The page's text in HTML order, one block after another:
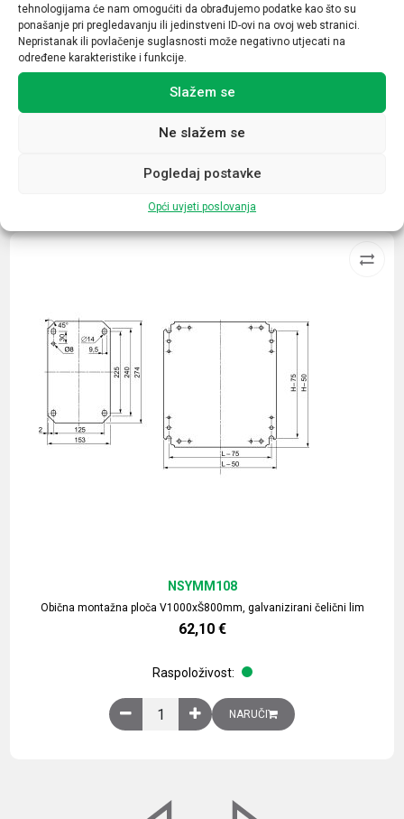
tehnologijama će nam omogućiti da obrađujemo podatke kao što su
ponašanje pri pregledavanju ili jedinstveni ID-ovi na ovoj web stranici.
Nepristanak ili povlačenje suglasnosti može negativno utjecati na
određene karakteristike i funkcije.
Slažem se
Ne slažem se
Pogledaj postavke
Opći uvjeti poslovanja
9
Broj kontakata sklopnika
1NO+1NC
Povezani proizvodi
Obična montažna ploča V1000xŠ800mm, galvanizirani čelični lim
NSYMM108
62,10 €
Raspoloživost:
Obična montažna ploča V1000xŠ800mm,
NARUČI